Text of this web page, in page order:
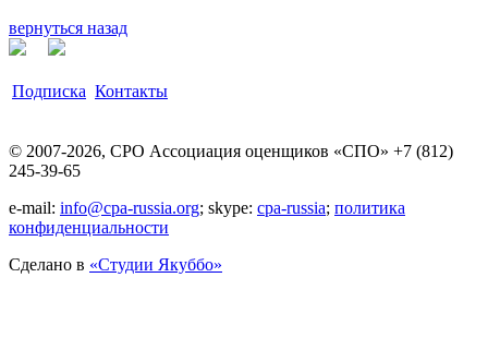
вернуться назад
Подписка Контакты
© 2007-2026, СРО Ассоциация оценщиков «СПО» +7 (812)
245-39-65
e-mail: info@cpa-russia.org; skype: cpa-russia; политика
конфиденциальности
Сделано в «Cтудии Якуббо»